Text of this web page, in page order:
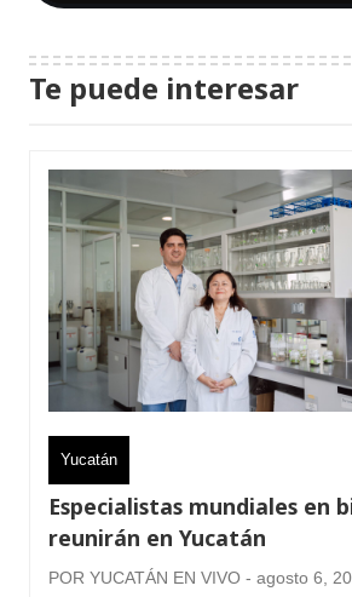
Te puede interesar
Yucatán
Especialistas mundiales en
reunirán en Yucatán
POR YUCATÁN EN VIVO - agosto 6,